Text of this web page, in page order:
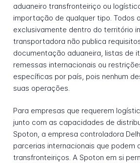
aduaneiro transfronteiriço ou
importação de qualquer tipo. Todos
exclusivamente dentro do território
transportadora não publica
documentação aduaneira, listas de
remessas internacionais ou
específicas por país, pois nenhum
suas operações.
Para empresas que requerem
junto com as capacidades de
Spoton, a empresa controladora
parcerias internacionais que podem
transfronteiriços. A Spoton em si